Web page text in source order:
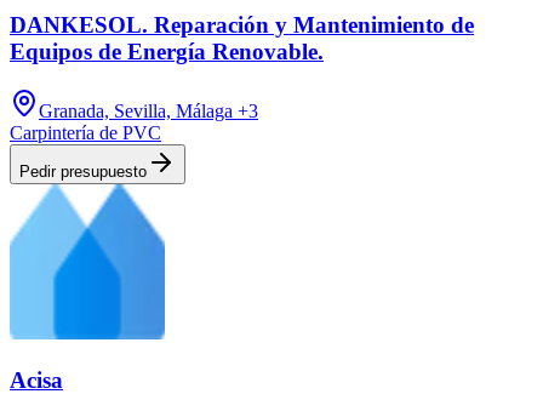
DANKESOL. Reparación y Mantenimiento de
Equipos de Energía Renovable.
Granada, Sevilla, Málaga +3
Carpintería de PVC
Pedir presupuesto
Acisa